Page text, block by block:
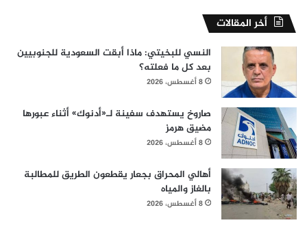
سياسية
مشبوهة
أخر المقالات
النسي للبخيتي: ماذا أبقت السعودية للجنوبيين
بعد كل ما فعلته؟
8 أغسطس، 2026
صاروخ يستهدف سفينة لـ«أدنوك» أثناء عبورها
مضيق هرمز
8 أغسطس، 2026
أهالي المحراق بجعار يقطعون الطريق للمطالبة
بالغاز والمياه
8 أغسطس، 2026